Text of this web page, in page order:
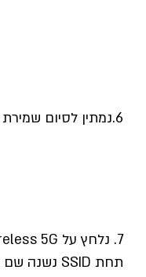
6.נמתין לסיום שמירת ההגדרות
7. נלחץ על Wireless 5G
תחת SSID נשנה שם לרשת אלחוטית